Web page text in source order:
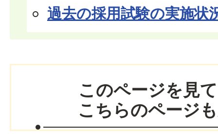
過去の採用試験の実施状
このページを見
こちらのページ